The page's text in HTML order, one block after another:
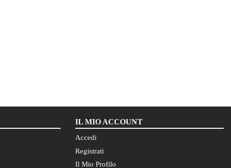
IL MIO ACCOUNT
Accedi
Registrati
Il Mio Profilo